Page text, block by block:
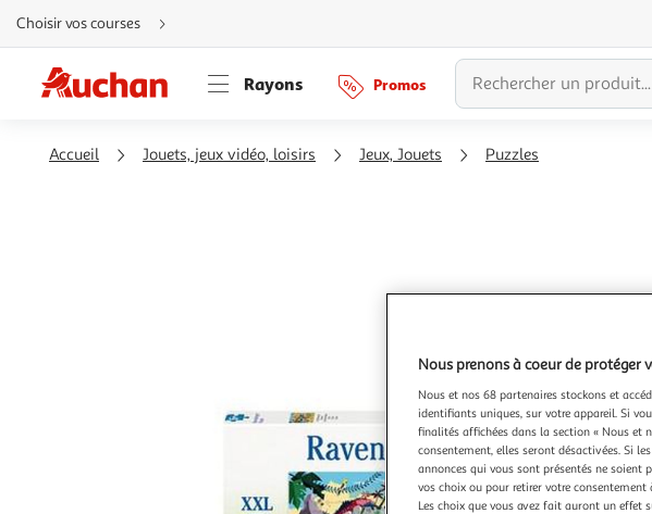
Aller
directement
au
Aller
directement
à
Aller
directement
Choisir vos courses
Rayons Promos
Accueil Jouets, jeux vidéo, loisirs Jeux, Jouets Puzzles
Nous prenons à coeur de protéger
Nous et nos 68 partenaires stockons et
identifiants uniques, sur votre appareil. Si
finalités affichées dans la section « Nous et
consentement, elles seront désactivées. Si
annonces qui vous sont présentés ne soient
vos choix ou pour retirer votre
Les choix que vous avez fait auront un effet